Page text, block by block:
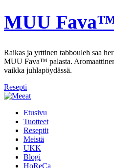
MUU
Raikas ja yrttinen tabbouleh saa
MUU Fava™ palasta.
vaikka juhlapöydässä.
Resepti
Etusivu
Tuotteet
Reseptit
Meistä
UKK
Blogi
HoReCa